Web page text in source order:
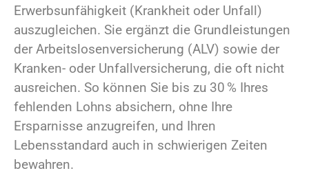
Erwerbsunfähigkeit (Krankheit oder Unfall)
auszugleichen. Sie ergänzt die Grundleistungen
der Arbeitslosenversicherung (ALV) sowie der
Kranken- oder Unfallversicherung, die oft nicht
ausreichen. So können Sie bis zu 30 % Ihres
fehlenden Lohns absichern, ohne Ihre
Ersparnisse anzugreifen, und Ihren
Lebensstandard auch in schwierigen Zeiten
bewahren.